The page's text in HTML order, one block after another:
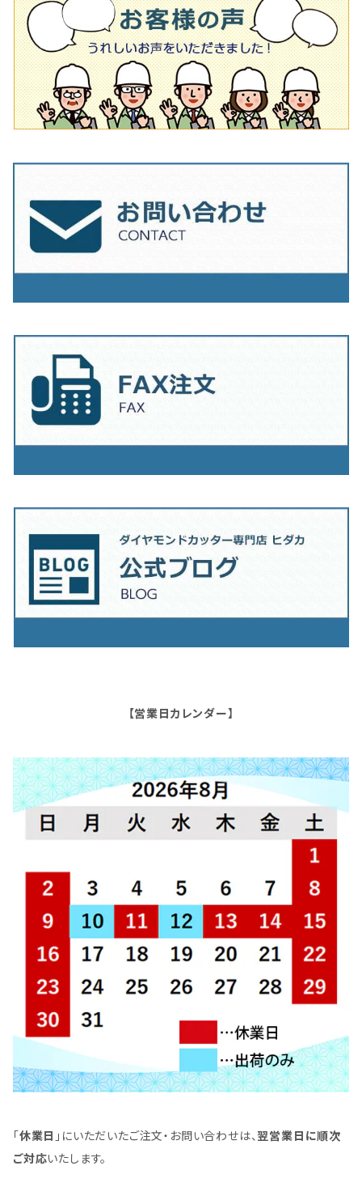
タイル針
タイル針
その他
オフセットタイプ（ハットタイプ
205ｍｍ（8インチ）
230mm（9インチ）
180mm（7インチ）
205mm（8インチ）
230mm（9インチ）
150ｍｍ（6インチ）
180ｍｍ（7インチ）
205mm（8インチ）
【営業日カレンダー】
「休業日 」にいただいたご注文・お問い合わせは、翌営業日に順次
ご対応いたします。